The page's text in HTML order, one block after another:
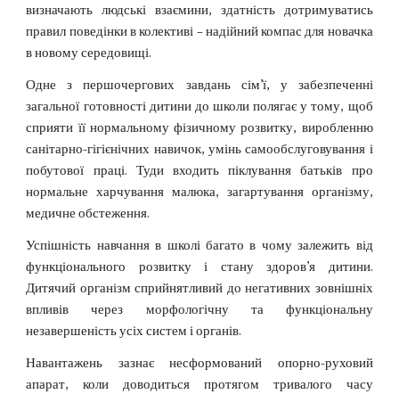
визначають людські взаємини, здатність дотримуватись
правил поведінки в колективі – надійний компас для новачка
в новому середовищі.
Одне з першочергових завдань сім’ї, у забезпеченні
загальної готовності дитини до школи полягає у тому, щоб
сприяти її нормальному фізичному розвитку, виробленню
санітарно-гігієнічних навичок, умінь самообслуговування і
побутової праці. Туди входить піклування батьків про
нормальне харчування малюка, загартування організму,
медичне обстеження.
Успішність навчання в школі багато в чому залежить від
функціонального розвитку і стану здоров’я дитини.
Дитячий організм сприйнятливий до негативних зовнішніх
впливів через морфологічну та функціональну
незавершеність усіх систем і органів.
Навантажень зазнає несформований опорно-руховий
апарат, коли доводиться протягом тривалого часу